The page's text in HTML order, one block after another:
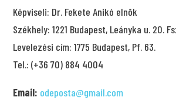
Képviseli: Dr. Fekete Anikó elnök
Székhely:1221 Budapest, Leányka u. 20.
Levelezési cím:1775 Budapest, Pf. 63.
Tel.: (+36 70) 884 4004
Email: odeposta@gmail.com